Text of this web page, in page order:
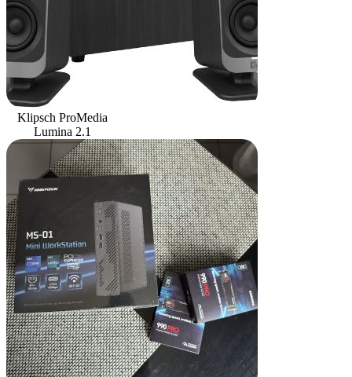
Klipsch ProMedia
Lumina 2.1